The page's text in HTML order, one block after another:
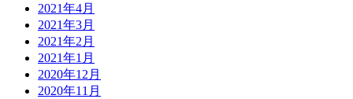
2021年4月
2021年3月
2021年2月
2021年1月
2020年12月
2020年11月